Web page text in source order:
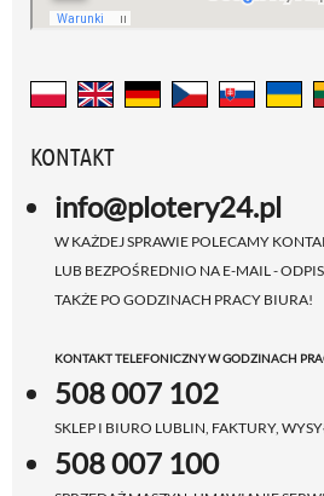
KONTAKT
info@plotery24.pl
W KAŻDEJ SPRAWIE POLECAMY
LUB BEZPOŚREDNIO NA E-MAIL -
TAKŻE PO GODZINACH PRACY BIURA!
KONTAKT TELEFONICZNY W GODZINACH
508 007 102
SKLEP I BIURO LUBLIN, FAKTURY,
508 007 100